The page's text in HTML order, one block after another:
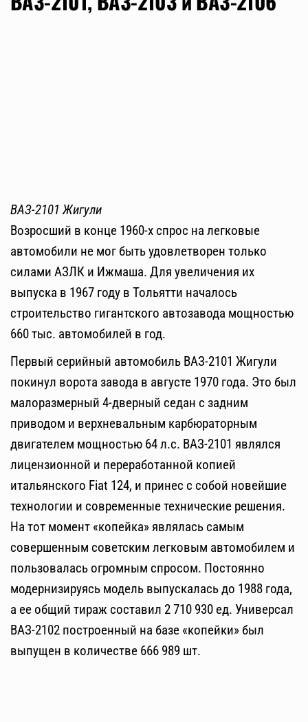
ВАЗ-2101 Жигули
Возросший в конце 1960-х спрос на легковые
автомобили не мог быть удовлетворен только
силами АЗЛК и Ижмаша. Для увеличения их
выпуска в 1967 году в Тольятти началось
строительство гигантского автозавода мощностью
660 тыс. автомобилей в год.
Первый серийный автомобиль ВАЗ-2101 Жигули
покинул ворота завода в августе 1970 года. Это был
малоразмерный 4-дверный седан с задним
приводом и верхневальным карбюраторным
двигателем мощностью 64 л.с. ВАЗ-2101 являлся
лицензионной и переработанной копией
итальянского Fiat 124, и принес с собой новейшие
технологии и современные технические решения.
На тот момент «копейка» являлась самым
совершенным советским легковым автомобилем и
пользовалась огромным спросом. Постоянно
модернизируясь модель выпускалась до 1988 года,
а ее общий тираж составил 2 710 930 ед. Универсал
ВАЗ-2102 построенный на базе «копейки» был
выпущен в количестве 666 989 шт.